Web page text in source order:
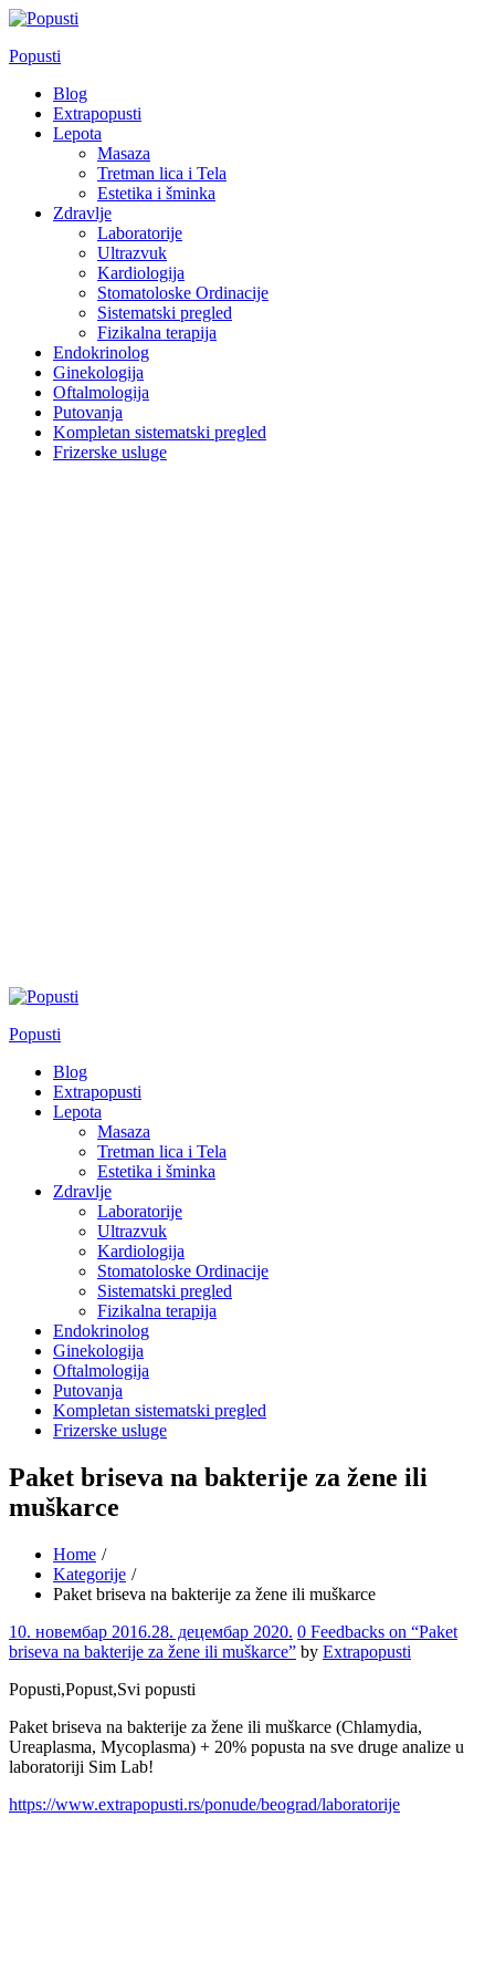
Skip
content
Popusti
Blog
Extrapopusti
Lepota
Masaza
Tretman lica i Tela
Estetika i šminka
Zdravlje
Laboratorije
Ultrazvuk
Kardiologija
Stomatoloske Ordinacije
Sistematski pregled
Fizikalna terapija
Endokrinolog
Ginekologija
Oftalmologija
Putovanja
Kompletan sistematski pregled
Frizerske usluge
Popusti
Blog
Extrapopusti
Lepota
Masaza
Tretman lica i Tela
Estetika i šminka
Zdravlje
Laboratorije
Ultrazvuk
Kardiologija
Stomatoloske Ordinacije
Sistematski pregled
Fizikalna terapija
Endokrinolog
Ginekologija
Oftalmologija
Putovanja
Kompletan sistematski pregled
Frizerske usluge
Paket briseva na bakterije za žene ili
muškarce
Home
Kategorije
Paket briseva na bakterije za žene ili muškarce
10. новембар 2016.28. децембар 2020. Comments
0 Feedbacks on “Paket
briseva na bakterije za žene ili muškarce” by Extrapopusti
Popusti,Popust,Svi popusti
Paket briseva na bakterije za žene ili muškarce (Chlamydia,
Ureaplasma, Mycoplasma) + 20% popusta na sve druge analize u
laboratoriji Sim Lab!
https://www.extrapopusti.rs/ponude/beograd/laboratorije